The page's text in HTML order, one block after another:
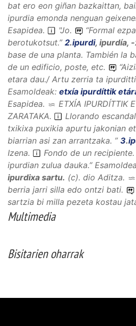
bat ero eon giñan bazkaittan,
ipurdia emonda nenguan
Esapidea. "Jo. “Formal
berotukotsut.” 2.ipurdi, ipurdía,
base de una planta. También la
de un edificio, poste, etc.
“
etara dau./ Artu zerria ta
Esamoldeak: etxía ipurdíttik
Esapidea.
ETXÍA IPURDÍTTIK
ZARATAKA. Llorando
txikixa puxikia apurtu jakonian
biarrian asi zan arrantzaka. ” 3.
Izena. Fondo de un recipiente.
ipurdian zulua dauka.”
ipurdixa sartu. (c). dio Aditza.
berria jarri silla edo ontzi bati.
sartzia bi milla pezeta kostau
Multimedia
Bisitarien oharrak